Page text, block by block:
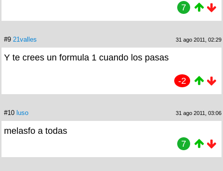
7
#9 21valles 31 ago 2011, 02:29
Y te crees un formula 1 cuando los pasas
-2
#10 luso 31 ago 2011, 03:06
melasfo a todas
7